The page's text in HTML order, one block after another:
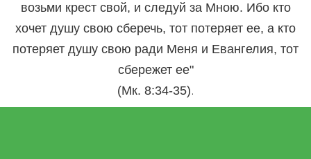
возьми крест свой, и следуй за Мною. Ибо кто
хочет душу свою сберечь, тот потеряет ее, а кто
потеряет душу свою ради Меня и Евангелия, тот
сбережет ее"
(Мк. 8:34-35).